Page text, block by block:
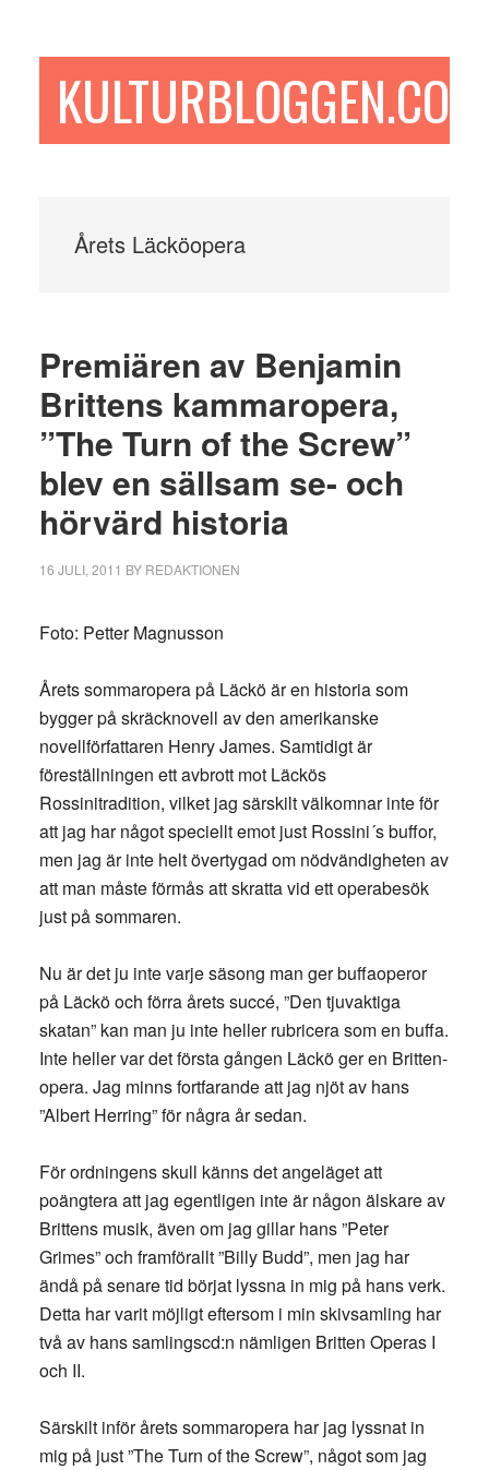
sidofältetKULTURBLOGGEN.COM
Årets Läcköopera
Premiären av Benjamin
Brittens kammaropera,
”The Turn of the Screw”
blev en sällsam se- och
hörvärd historia
16 JULI, 2011 BY REDAKTIONEN
Foto: Petter Magnusson
Årets sommaropera på Läckö är en historia som
bygger på skräcknovell av den amerikanske
novellförfattaren Henry James. Samtidigt är
föreställningen ett avbrott mot Läckös
Rossinitradition, vilket jag särskilt välkomnar inte för
att jag har något speciellt emot just Rossini´s buffor,
men jag är inte helt övertygad om nödvändigheten av
att man måste förmås att skratta vid ett operabesök
just på sommaren.
Nu är det ju inte varje säsong man ger buffaoperor
på Läckö och förra årets succé, ”Den tjuvaktiga
skatan” kan man ju inte heller rubricera som en buffa.
Inte heller var det första gången Läckö ger en Britten-
opera. Jag minns fortfarande att jag njöt av hans
”Albert Herring” för några år sedan.
För ordningens skull känns det angeläget att
poängtera att jag egentligen inte är någon älskare av
Brittens musik, även om jag gillar hans ”Peter
Grimes” och framförallt ”Billy Budd”, men jag har
ändå på senare tid börjat lyssna in mig på hans verk.
Detta har varit möjligt eftersom i min skivsamling har
två av hans samlingscd:n nämligen Britten Operas I
och II.
Särskilt inför årets sommaropera har jag lyssnat in
mig på just ”The Turn of the Screw”, något som jag